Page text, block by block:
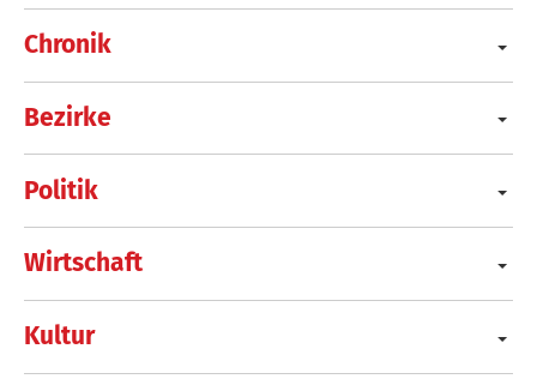
Chronik
Bezirke
Politik
Wirtschaft
Kultur